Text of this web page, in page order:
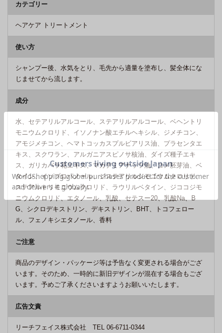
カテゴリー
ヘアケア トリートメント
使い方
シャンプー後、水気をとり、毛先から適量を塗布し、髪全体にな
じませてから流します。
成分
水、セテアリルアルコール、ステアリルアルコール、ベヘントリ
モニウムクロリド、イソノナン酸エチルヘキシル、ジメチコン、
アモジメチコン、ヘマトコッカスプルビアリス油、プラセンタエ
キス、スクワラン、アルガニアスピノサ核油、ダイズ種子エキ
ス、ガリカバラ花エキス、マカデミアナッツ油、コメ胚芽油、ベ
タイン、イソプロパノール、ジステアリルジモニウムクロリド、
ステアルトリモニウムクロリド、ラウリルベタイン、ジココジモ
ニウムクロリド、エタノール、乳酸、セテスー20、乳酸Na、B
G、シクロデキストリン、デキストリン、BHT、トコフェロー
ル、フェノキシエタノール、香料
ご注意
商品のデザイン・パッケージ等は予告なく変更される場合がござ
います。そのため、一時的に新旧デザインが混在する場合もござ
います。予めご了承くださいますようお願いいたします。
広告文責
リーチフェイス株式会社 TEL 06-6711-0344